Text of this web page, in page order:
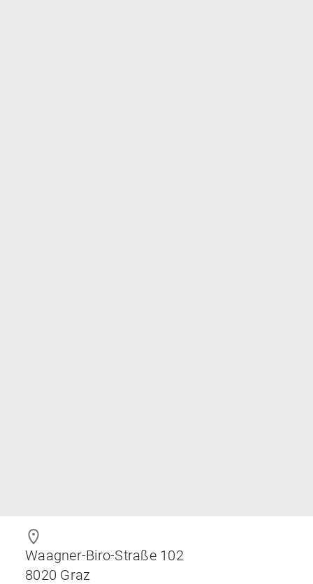
Waagner-Biro-Straße 102
8020 Graz